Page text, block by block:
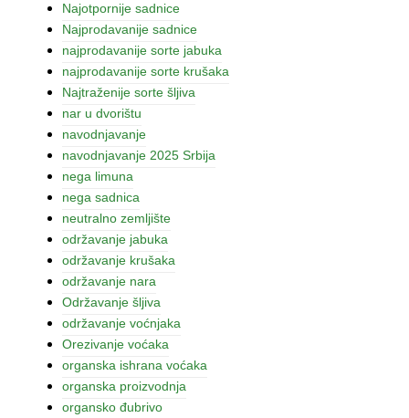
Najotpornije sadnice
Najprodavanije sadnice
najprodavanije sorte jabuka
najprodavanije sorte krušaka
Najtraženije sorte šljiva
nar u dvorištu
navodnjavanje
navodnjavanje 2025 Srbija
nega limuna
nega sadnica
neutralno zemljište
održavanje jabuka
održavanje krušaka
održavanje nara
Održavanje šljiva
održavanje voćnjaka
Orezivanje voćaka
organska ishrana voćaka
organska proizvodnja
organsko đubrivo